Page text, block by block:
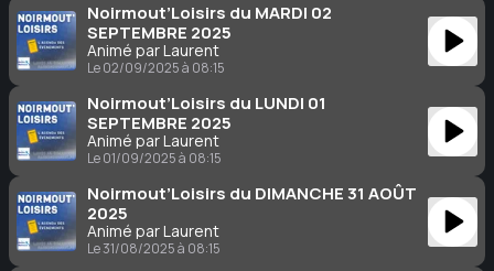
Noirmout’Loisirs du MARDI 02
SEPTEMBRE 2025
Animé par Laurent
Le 02/09/2025 à 08:15
Noirmout’Loisirs du LUNDI 01
SEPTEMBRE 2025
Animé par Laurent
Le 01/09/2025 à 08:15
Noirmout’Loisirs du DIMANCHE 31 AOÛT
2025
Animé par Laurent
Le 31/08/2025 à 08:15